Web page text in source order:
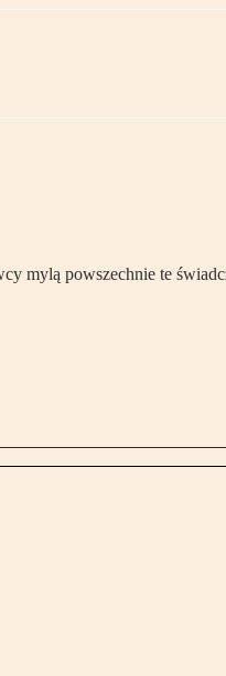
mylą powszechnie te